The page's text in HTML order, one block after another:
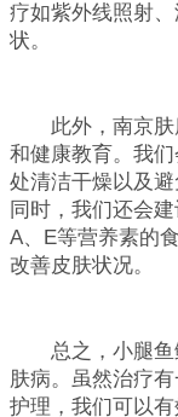
疗如紫外线照射
状。
此外，南京肤
和健康教育。我
处清洁干燥以及
同时，我们还会
A、E等营养素的
改善皮肤状况。
总之，小腿鱼
肤病。虽然治疗
护理，我们可以